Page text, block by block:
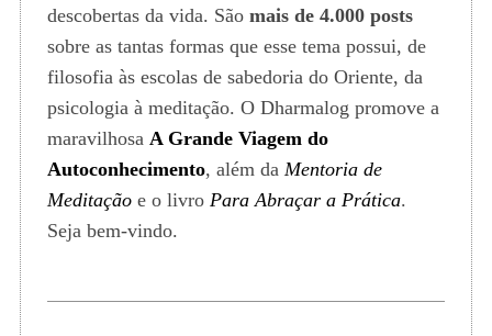
descobertas da vida. São mais de 4.000 posts
sobre as tantas formas que esse tema possui, de
filosofia às escolas de sabedoria do Oriente, da
psicologia à meditação. O Dharmalog promove a
maravilhosa A Grande Viagem do
Autoconhecimento, além da Mentoria de
Meditaçãoe o livro Para Abraçar a Prática.
Seja bem-vindo.